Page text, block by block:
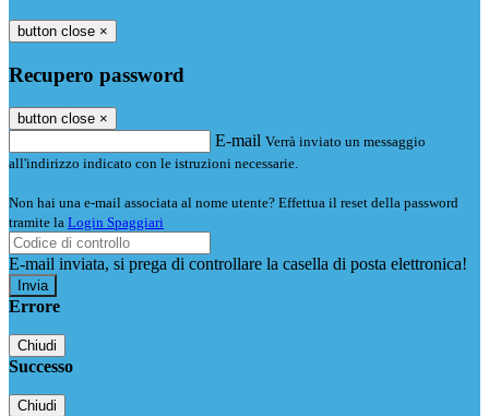
button close ×
Recupero password
button close ×
E-mail Verrà inviato un messaggio
all'indirizzo indicato con le istruzioni necessarie.
Non hai una e-mail associata al nome utente? Effettua il reset della password
tramite la Login Spaggiari
E-mail inviata, si prega di controllare la casella di posta elettronica!
Errore
Chiudi
Successo
Chiudi